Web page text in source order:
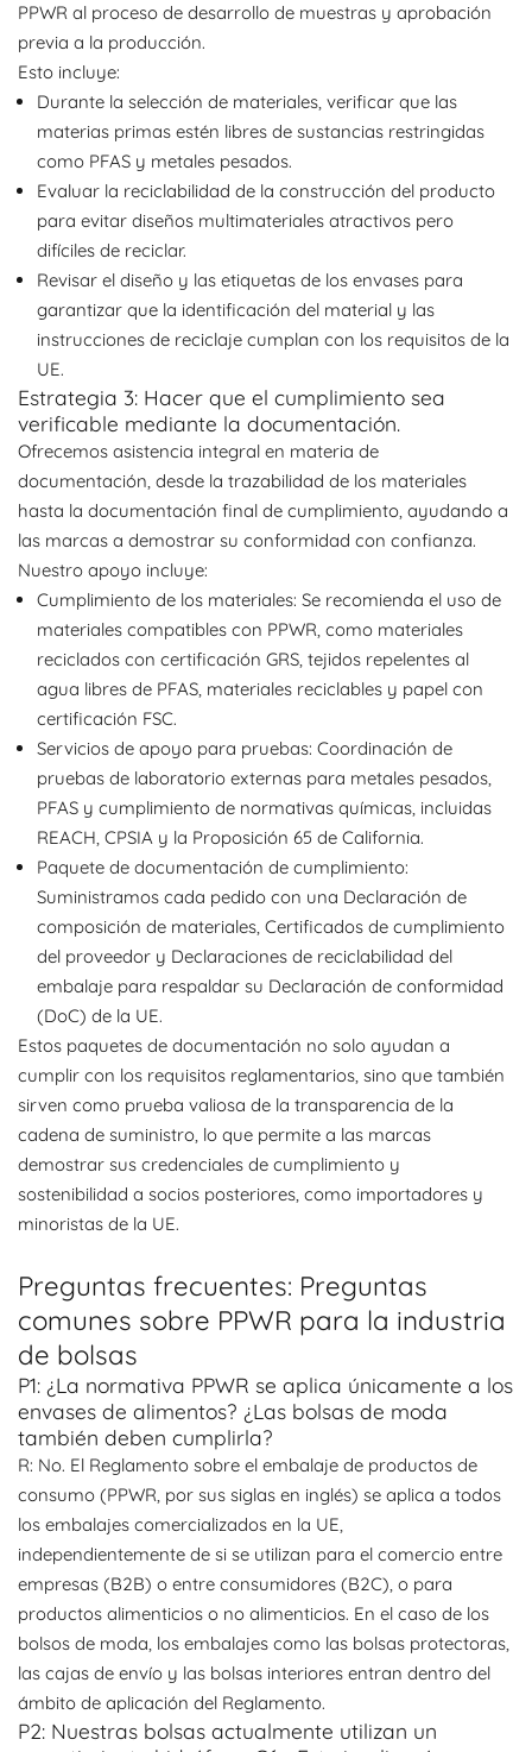
PPWR al proceso de desarrollo de muestras y aprobación
previa a la producción.
Esto incluye:
Durante la selección de materiales, verificar que las
materias primas estén libres de sustancias restringidas
como PFAS y metales pesados.
Evaluar la reciclabilidad de la construcción del producto
para evitar diseños multimateriales atractivos pero
difíciles de reciclar.
Revisar el diseño y las etiquetas de los envases para
garantizar que la identificación del material y las
instrucciones de reciclaje cumplan con los requisitos de la
UE.
Estrategia 3: Hacer que el cumplimiento sea
verificable mediante la documentación.
Ofrecemos asistencia integral en materia de
documentación, desde la trazabilidad de los materiales
hasta la documentación final de cumplimiento, ayudando a
las marcas a demostrar su conformidad con confianza.
Nuestro apoyo incluye:
Cumplimiento de los materiales: Se recomienda el uso de
materiales compatibles con PPWR, como materiales
reciclados con certificación GRS, tejidos repelentes al
agua libres de PFAS, materiales reciclables y papel con
certificación FSC.
Servicios de apoyo para pruebas: Coordinación de
pruebas de laboratorio externas para metales pesados,
PFAS y cumplimiento de normativas químicas, incluidas
REACH, CPSIA y la Proposición 65 de California.
Paquete de documentación de cumplimiento:
Suministramos cada pedido con una Declaración de
composición de materiales, Certificados de cumplimiento
del proveedor y Declaraciones de reciclabilidad del
embalaje para respaldar su Declaración de conformidad
(DoC) de la UE.
Estos paquetes de documentación no solo ayudan a
cumplir con los requisitos reglamentarios, sino que también
sirven como prueba valiosa de la transparencia de la
cadena de suministro, lo que permite a las marcas
demostrar sus credenciales de cumplimiento y
sostenibilidad a socios posteriores, como importadores y
minoristas de la UE.
Preguntas frecuentes: Preguntas
comunes sobre PPWR para la industria
de bolsas
P1: ¿La normativa PPWR se aplica únicamente a los
envases de alimentos? ¿Las bolsas de moda
también deben cumplirla?
R: No. El Reglamento sobre el embalaje de productos de
consumo (PPWR, por sus siglas en inglés) se aplica a todos
los embalajes comercializados en la UE,
independientemente de si se utilizan para el comercio entre
empresas (B2B) o entre consumidores (B2C), o para
productos alimenticios o no alimenticios. En el caso de los
bolsos de moda, los embalajes como las bolsas protectoras,
las cajas de envío y las bolsas interiores entran dentro del
ámbito de aplicación del Reglamento.
P2: Nuestras bolsas actualmente utilizan un